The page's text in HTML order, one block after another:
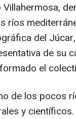
Villahermosa,
ríos
del
de su
el
de los pocos
y